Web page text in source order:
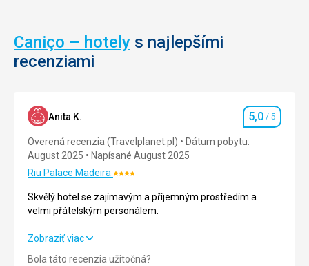
Caniço – hotely s najlepšími
recenziami
Anita K. Hodnotenie
5,0 / 5
Overená recenzia (Travelplanet.pl)
Dátum pobytu:
August 2025
Napísané August 2025
Riu Palace MadeiraHodnotenie:
Skvělý hotel se zajímavým a příjemným prostředím a
velmi přátelským personálem.
Skvělý hotel se zajímavým a příjemným prostředím a
Zobraziť viac
Bola táto recenzia užitočná?